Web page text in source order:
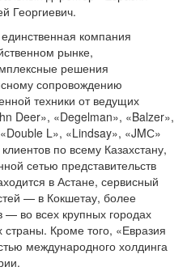
Георгиевич.
компания
рынке,
решения
сопровождению
техники от ведущих
Deer», «Degelman», «Balzer»,
L», «Lindsay», «JMС»
по всему Казахстану,
сетью представительств
в Астане, сервисный
— в Кокшетау, более
— во всех крупных городах
Кроме того, «Евразия
международного холдинга